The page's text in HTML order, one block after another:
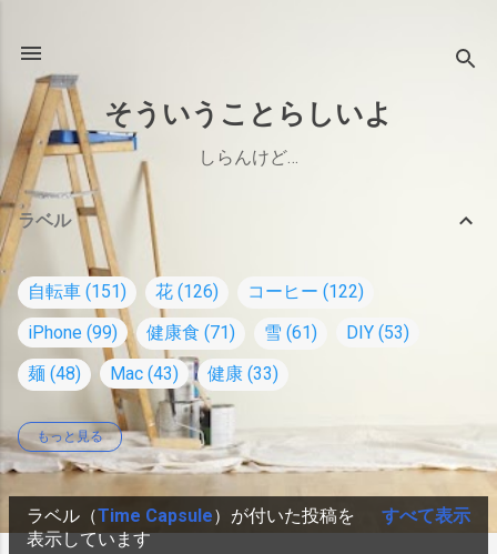
そういうことらしいよ
しらんけど…
ラベル
自転車 151 花 126 コーヒー 122
iPhone 99 健康食 71 雪 61 DIY 53
麺 48 Mac 43 健康 33
オーディオ 26 家 23
22
Windows 18 水出しコーヒー 17
コーヒー余談 12 テレビ 12 コーヒー焙煎
もっと見る
投
ラベル（Time Capsule）が付いた投稿を
表示しています
すべて表示